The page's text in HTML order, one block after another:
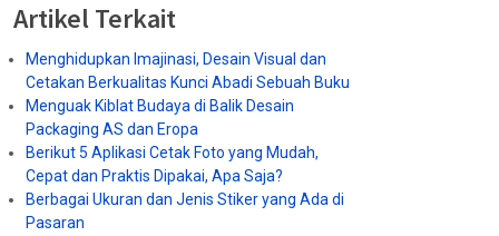
Artikel Terkait
Menghidupkan Imajinasi, Desain Visual dan
Cetakan Berkualitas Kunci Abadi Sebuah Buku
Menguak Kiblat Budaya di Balik Desain
Packaging AS dan Eropa
Berikut 5 Aplikasi Cetak Foto yang Mudah,
Cepat dan Praktis Dipakai, Apa Saja?
Berbagai Ukuran dan Jenis Stiker yang Ada di
Pasaran